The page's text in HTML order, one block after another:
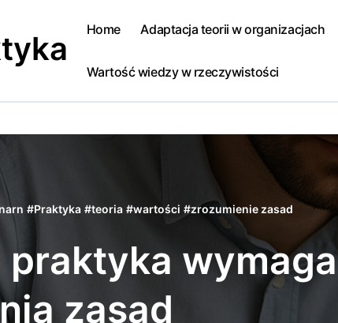
Home Adaptacja teorii w organizacjach
Wartość wiedzy w rzeczywistości
#Praktyka #teoria #wartości #zrozumienie zasad
praktyka wymaga
zasad